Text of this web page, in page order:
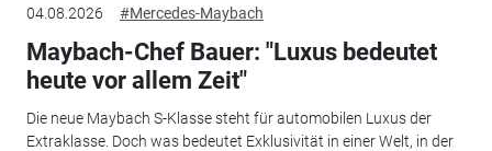
04.08.2026 #Mercedes-Maybach
Maybach-Chef Bauer: "Luxus bedeutet
heute vor allem Zeit"
Die neue Maybach S-Klasse steht für automobilen Luxus der
Extraklasse. Doch was bedeutet Exklusivität in einer Welt, in der